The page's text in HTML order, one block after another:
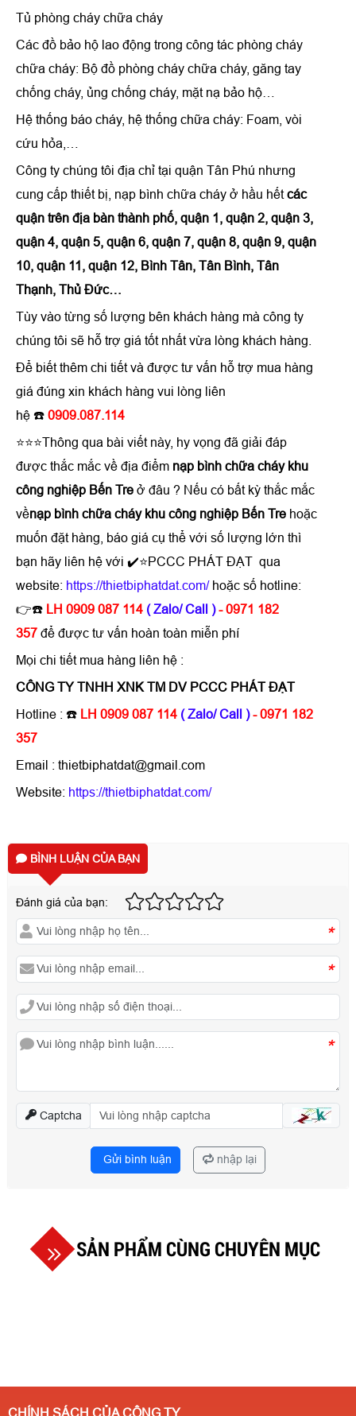
Tủ phòng cháy chữa cháy
Các đồ bảo hộ lao động trong công tác phòng cháy
chữa cháy: Bộ đồ phòng cháy chữa cháy, găng tay
chống cháy, ủng chống cháy, mặt nạ bảo hộ…
Hệ thống báo cháy, hệ thống chữa cháy: Foam, vòi
cứu hỏa,…
Công ty chúng tôi địa chỉ tại quận Tân Phú nhưng
cung cấp thiết bị, nạp bình chữa cháy ở hầu hếtcác
quận trên địa bàn thành phố, quận 1, quận 2, quận 3,
quận 4, quận 5, quận 6, quận 7, quận 8, quận 9, quận
10, quận 11, quận 12, Bình Tân, Tân Bình, Tân
Thạnh, Thủ Đức…
Tùy vào từng số lượng bên khách hàng mà công ty
chúng tôi sẽ hỗ trợ giá tốt nhất vừa lòng khách hàng.
Để biết thêm chi tiết và được tư vấn hỗ trợ mua hàng
giá đúng xin khách hàng vui lòng liên
hệ ☎️ 0909.087.114
⭐⭐⭐Thông qua bài viết này, hy vọng đã giải đáp
được thắc mắc về địa điểm nạp bình chữa cháy khu
công nghiệp Bến Tre ở đâu ? Nếu có bất kỳ thắc mắc
vềnạp bình chữa cháy khu công nghiệp Bến Tre hoặc
muốn đặt hàng, báo giá cụ thể với số lượng lớn thì
bạn hãy liên hệ với ✔️⭐PCCC PHÁT ĐẠT qua
website: https://thietbiphatdat.com/ hoặc số hotline:
👉☎️ LH 0909 087 114 ( Zalo/ Call )- 0971 182
357 để được tư vấn hoàn toàn miễn phí
Mọi chi tiết mua hàng liên hệ :
CÔNG TY TNHH XNK TM DV PCCC PHÁT ĐẠT
Hotline : ☎️ LH 0909 087 114 ( Zalo/ Call )- 0971 182
357
Email : thietbiphatdat@gmail.com
Website: https://thietbiphatdat.com/
BÌNH LUẬN CỦA BẠN
Đánh giá của bạn:
*
*
*
Captcha
Gửi bình luận nhập lại
SẢN PHẨM CÙNG CHUYÊN MỤC
CHÍNH SÁCH CỦA CÔNG TY